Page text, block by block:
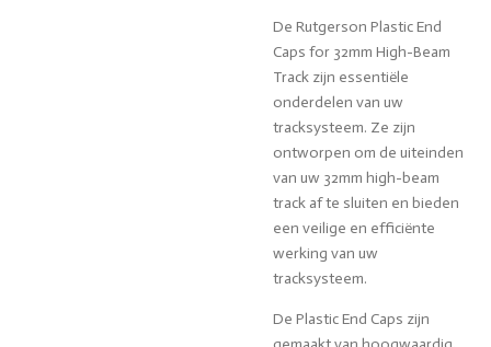
De Rutgerson Plastic End
Caps for 32mm High-Beam
Track zijn essentiële
onderdelen van uw
tracksysteem. Ze zijn
ontworpen om de uiteinden
van uw 32mm high-beam
track af te sluiten en bieden
een veilige en efficiënte
werking van uw
tracksysteem.
De Plastic End Caps zijn